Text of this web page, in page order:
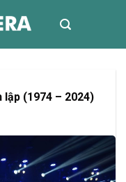
(1974 – 2024)